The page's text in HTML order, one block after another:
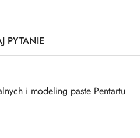
PYTANIE
i modeling paste Pentartu